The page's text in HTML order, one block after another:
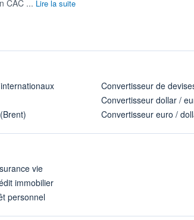
CAC ... Lire la suite
Convertisseur de
Convertisseur dollar /
Convertisseur euro /
vie
immobilier
personnel